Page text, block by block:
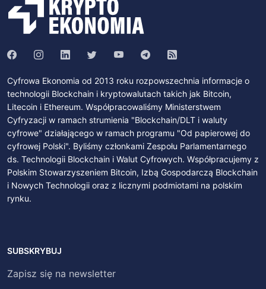
Cyfrowa Ekonomia od 2013 roku rozpowszechnia informacje o
technologii Blockchain i kryptowalutach takich jak Bitcoin,
Litecoin i Ethereum. Współpracowaliśmy Ministerstwem
Cyfryzacji w ramach strumienia "Blockchain/DLT i waluty
cyfrowe" działającego w ramach programu "Od papierowej do
cyfrowej Polski". Byliśmy członkami Zespołu Parlamentarnego
ds. Technologii Blockchain i Walut Cyfrowych. Współpracujemy z
Polskim Stowarzyszeniem Bitcoin, Izbą Gospodarczą Blockchain
i Nowych Technologii oraz z licznymi podmiotami na polskim
rynku.
SUBSKRYBUJ
Zapisz się na newsletter